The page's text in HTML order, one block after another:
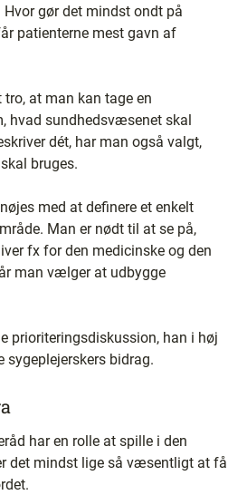
gør det mindst ondt på
patienterne mest gavn af
tro, at man kan tage en
hvad sundhedsvæsenet skal
dét, har man også valgt,
bruges.
med at definere et enkelt
Man er nødt til at se på,
fx for den medicinske og den
man vælger at udbygge
prioriteringsdiskussion, han i høj
sygeplejerskers bidrag.
har en rolle at spille i den
det mindst lige så væsentligt at få